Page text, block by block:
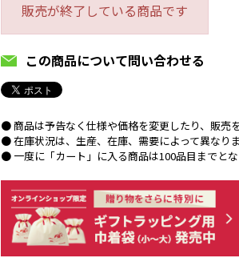
販売が終了している商品です
この商品について問い合わせる
● 商品は予告なく仕様や価格を変更したり、販売
● 在庫状況は、生産、在庫、需要によって異なりま
● 一度に「カート」に入る商品は100品目までとな